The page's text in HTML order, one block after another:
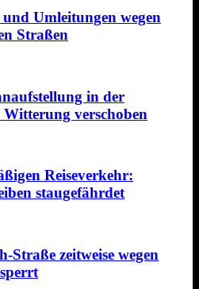
Umleitungen wegen
Straßen
in der
verschoben
Reiseverkehr:
staugefährdet
zeitweise wegen